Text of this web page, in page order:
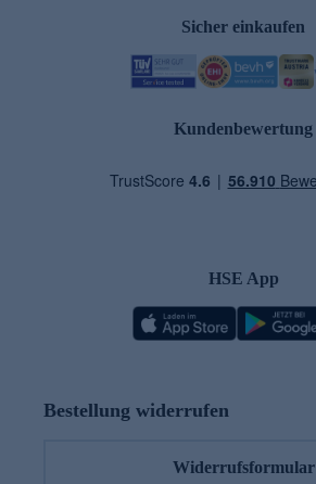
Sicher einkaufen
Kundenbewertung
HSE App
Bestellung widerrufen
Widerrufsformular